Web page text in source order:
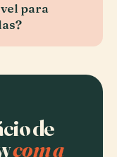
para
de
com a